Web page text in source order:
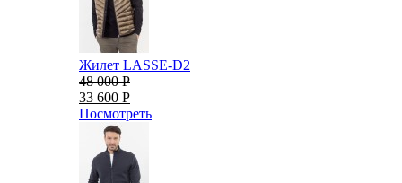
Жилет LASSE-D2
48 000 Р
33 600 Р
Посмотреть